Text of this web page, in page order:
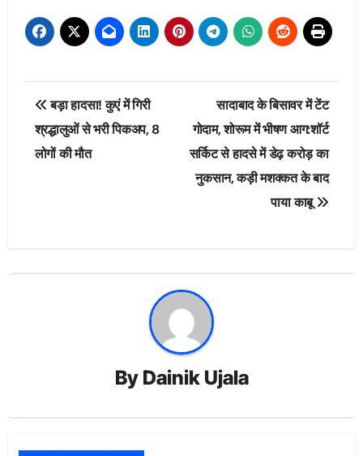
Post
navigation
बड़ा हादसा! कुएं में गिरी
श्रद्धालुओं से भरी पिकअप, 8
लोगों की मौत
सादाबाद के बिसावर में टेंट
गोदाम, शोरूम में भीषण आग:शॉर्ट
सर्किट से हादसे में डेढ़ करोड़ का
नुकसान, कड़ी मशक्कत के बाद
पाया काबू
By Dainik Ujala